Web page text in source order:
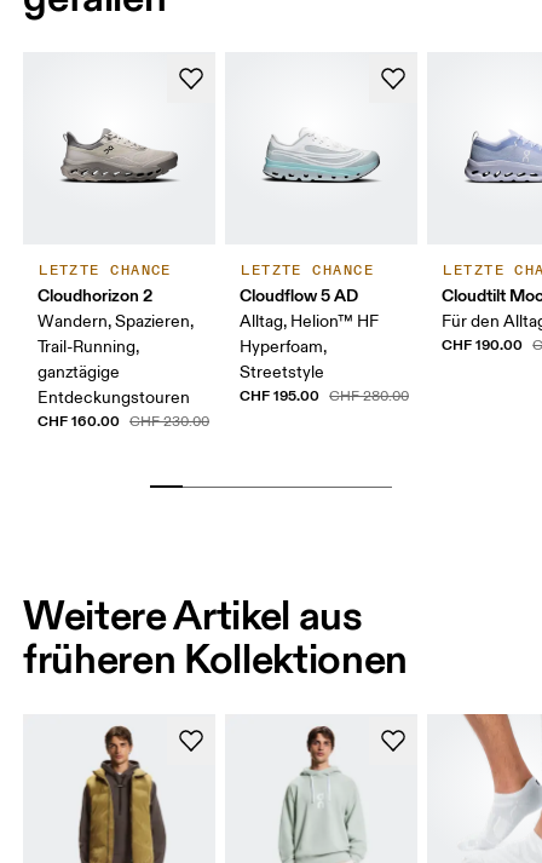
LETZTE CHANCE
Cloudhorizon 2
Wandern, Spazieren,
Trail-Running,
ganztägige
Entdeckungstouren
CHF 160.00 CHF 230.00
LETZTE CHANCE
Cloudflow 5 AD
Alltag, Helion™ HF
Hyperfoam,
Streetstyle
CHF 195.00 CHF 280.00
LETZTE
Cloudtilt
Für den
CHF 190.00
Weitere Artikel aus
früheren Kollektionen